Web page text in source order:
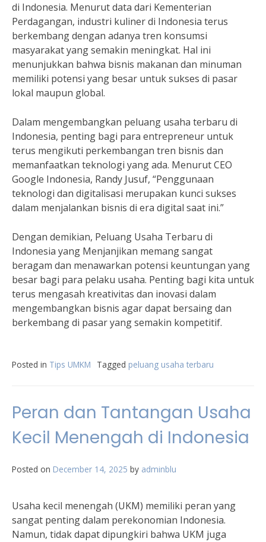
di Indonesia. Menurut data dari Kementerian
Perdagangan, industri kuliner di Indonesia terus
berkembang dengan adanya tren konsumsi
masyarakat yang semakin meningkat. Hal ini
menunjukkan bahwa bisnis makanan dan minuman
memiliki potensi yang besar untuk sukses di pasar
lokal maupun global.
Dalam mengembangkan peluang usaha terbaru di
Indonesia, penting bagi para entrepreneur untuk
terus mengikuti perkembangan tren bisnis dan
memanfaatkan teknologi yang ada. Menurut CEO
Google Indonesia, Randy Jusuf, “Penggunaan
teknologi dan digitalisasi merupakan kunci sukses
dalam menjalankan bisnis di era digital saat ini.”
Dengan demikian, Peluang Usaha Terbaru di
Indonesia yang Menjanjikan memang sangat
beragam dan menawarkan potensi keuntungan yang
besar bagi para pelaku usaha. Penting bagi kita untuk
terus mengasah kreativitas dan inovasi dalam
mengembangkan bisnis agar dapat bersaing dan
berkembang di pasar yang semakin kompetitif.
Posted in Tips UMKM Tagged peluang usaha terbaru
Peran dan Tantangan Usaha
Kecil Menengah di Indonesia
Posted on December 14, 2025 by adminblu
Usaha kecil menengah (UKM) memiliki peran yang
sangat penting dalam perekonomian Indonesia.
Namun, tidak dapat dipungkiri bahwa UKM juga